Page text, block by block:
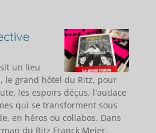
un lieu
le grand hôtel du Ritz, pour
les espoirs déçus, l'audace
qui se transforment sous
en héros ou collabos. Dans
du Ritz Franck Meier,